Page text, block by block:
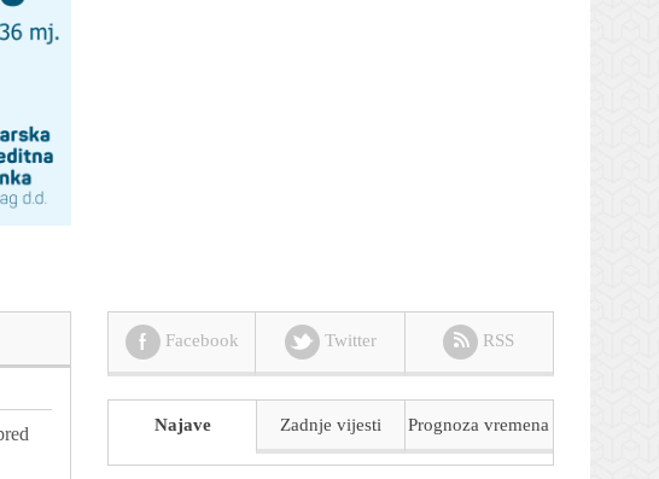
Facebook Twitter RSS
Najave Zadnje vijesti Prognoza vremena